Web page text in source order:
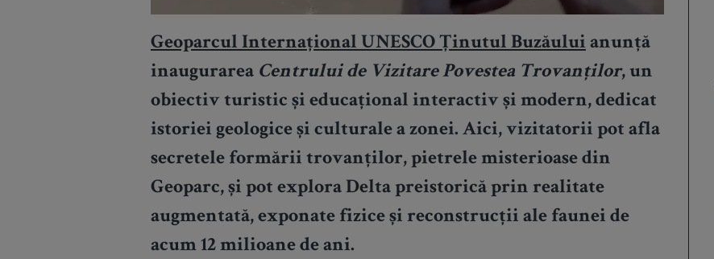
Geoparcul Internațional UNESCO Ținutul Buzăului anunță
inaugurarea Centrului de Vizitare Povestea Trovanților, un
obiectiv turistic și educațional interactiv și modern, dedicat
istoriei geologice și culturale a zonei. Aici, vizitatorii pot afla
secretele formării trovanților, pietrele misterioase din
Geoparc, și pot explora Delta preistorică prin realitate
augmentată, exponate fizice și reconstrucții ale faunei de
acum 12 milioane de ani.